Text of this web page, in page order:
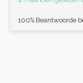
100% Beantwoorde